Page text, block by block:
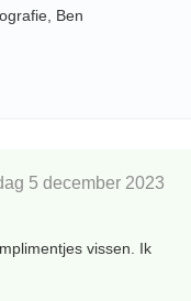
Ben
5 december 2023
vissen. Ik